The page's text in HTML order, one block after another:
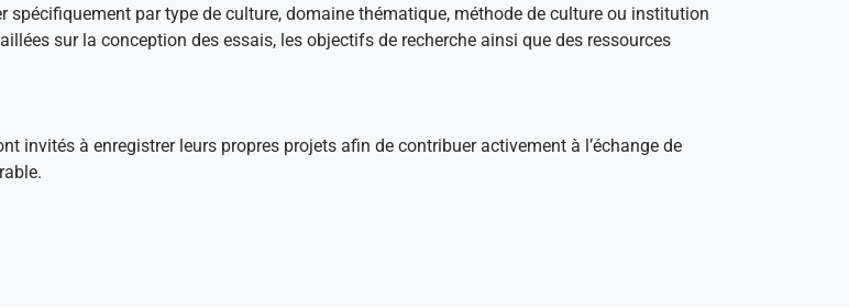
spécifiquement par type de culture, domaine thématique, méthode de culture ou institution
sur la conception des essais, les objectifs de recherche ainsi que des ressources
invités à enregistrer leurs propres projets afin de contribuer activement à l’échange de